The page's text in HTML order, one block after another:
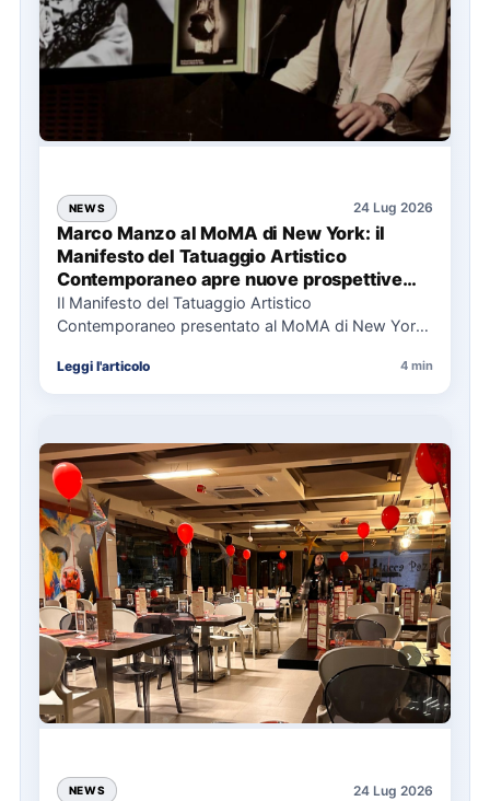
NEWS 24 Lug 2026
Marco Manzo al MoMA di New York: il
Manifesto del Tatuaggio Artistico
Contemporaneo apre nuove prospettive
per il collezionismo
Il Manifesto del Tatuaggio Artistico
Contemporaneo presentato al MoMA di New York
Leggi l'articolo 4 min
NEWS 24 Lug 2026